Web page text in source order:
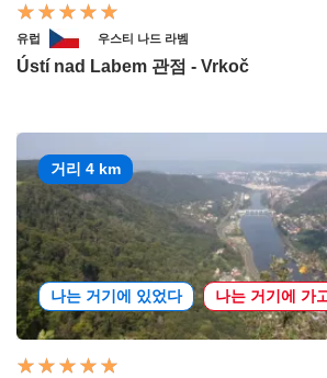
유럽 우스티 나드 라벰
Ústí nad Labem 관점 - Vrkoč
거리 4 km
나는 거기에 있었다 나는 거기에 가